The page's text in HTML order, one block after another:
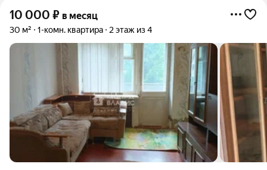
10 000 ₽ в месяц
30 м² 1-комн. квартира 2 этаж из 4